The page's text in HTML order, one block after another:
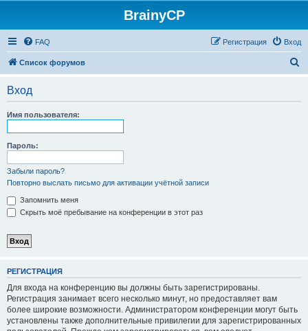
BrainyCP
FAQ Вход
Регистрация
Список форумов
Вход
Имя пользователя:
Пароль:
Забыли пароль?
Повторно выслать письмо для активации учётной записи
Запомнить меня
Скрыть моё пребывание на конференции в этот раз
РЕГИСТРАЦИЯ
Для входа на конференцию вы должны быть зарегистрированы.
Регистрация занимает всего несколько минут, но предоставляет вам
более широкие возможности. Администратором конференции могут быть
установлены также дополнительные привилегии для зарегистрированных